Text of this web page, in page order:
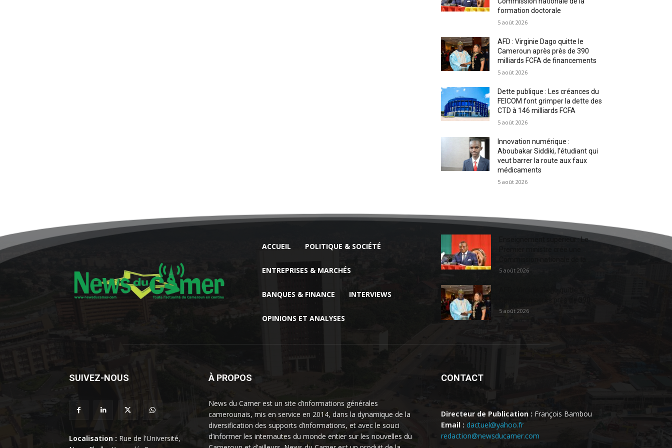
formation doctorale
5 août 2026
AFD : Virginie Dago quitte le
Cameroun après près de 390
milliards FCFA de financements
5 août 2026
Dette publique : Les créances du
FEICOM font grimper la dette des
CTD à 146 milliards FCFA
5 août 2026
Innovation numérique :
Aboubakar Siddiki, l’étudiant qui
veut barrer la route aux faux
médicaments
5 août 2026
ACCUEIL POLITIQUE & SOCIÉTÉ
ENTREPRISES & MARCHÉS
BANQUES & FINANCE INTERVIEWS
OPINIONS ET ANALYSES
Enseignement supérieur : Le
5 août 2026
5 août 2026
SUIVEZ-NOUS
Localisation : Rue de l'Université,
À PROPOS
News du Camer est un site d’informations générales
camerounais, mis en service en 2014, dans la dynamique de la
diversification des supports d’informations, et avec le souci
d’informer les internautes du monde entier sur les nouvelles du
CONTACT
Directeur de Publication : François Bambou
Email : dactuel@yahoo.fr
redaction@newsducamer.com